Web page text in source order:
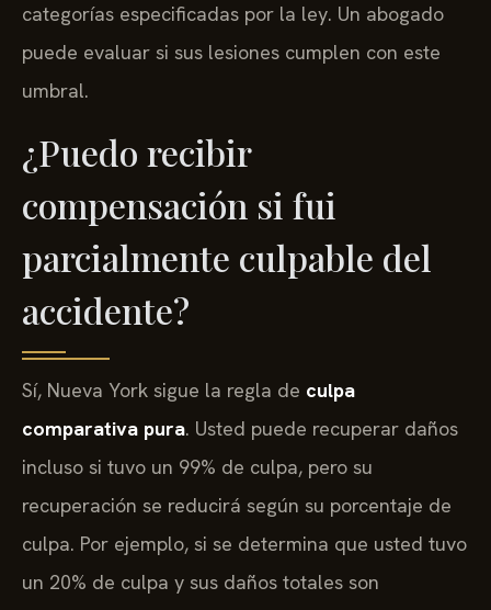
categorías especificadas por la ley. Un abogado
puede evaluar si sus lesiones cumplen con este
umbral.
¿Puedo recibir
compensación si fui
parcialmente culpable del
accidente?
Sí, Nueva York sigue la regla de culpa
comparativa pura. Usted puede recuperar daños
incluso si tuvo un 99% de culpa, pero su
recuperación se reducirá según su porcentaje de
culpa. Por ejemplo, si se determina que usted tuvo
un 20% de culpa y sus daños totales son